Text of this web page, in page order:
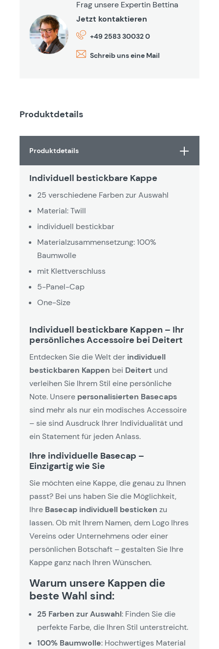
Frag unsere Expertin Bettina
Jetzt kontaktieren
+49 2583 30032 0
Schreib uns eine Mail
Produktdetails
Produktdetails
Individuell bestickbare Kappe
25 verschiedene Farben zur Auswahl
Material: Twill
individuell bestickbar
Materialzusammensetzung: 100%
Baumwolle
mit Klettverschluss
5-Panel-Cap
One-Size
Individuell bestickbare Kappen – Ihr
persönliches Accessoire bei Deitert
Entdecken Sie die Welt der individuell
bestickbaren Kappen bei Deitert und
verleihen Sie Ihrem Stil eine persönliche
Note. Unsere personalisierten Basecaps
sind mehr als nur ein modisches Accessoire
– sie sind Ausdruck Ihrer Individualität und
ein Statement für jeden Anlass.
Ihre individuelle Basecap –
Einzigartig wie Sie
Sie möchten eine Kappe, die genau zu Ihnen
passt? Bei uns haben Sie die Möglichkeit,
Ihre Basecap individuell besticken zu
lassen. Ob mit Ihrem Namen, dem Logo Ihres
Vereins oder Unternehmens oder einer
persönlichen Botschaft – gestalten Sie Ihre
Kappe ganz nach Ihren Wünschen.
Warum unsere Kappen die
beste Wahl sind:
25 Farben zur Auswahl: Finden Sie die
perfekte Farbe, die Ihren Stil unterstreicht.
100% Baumwolle: Hochwertiges Material